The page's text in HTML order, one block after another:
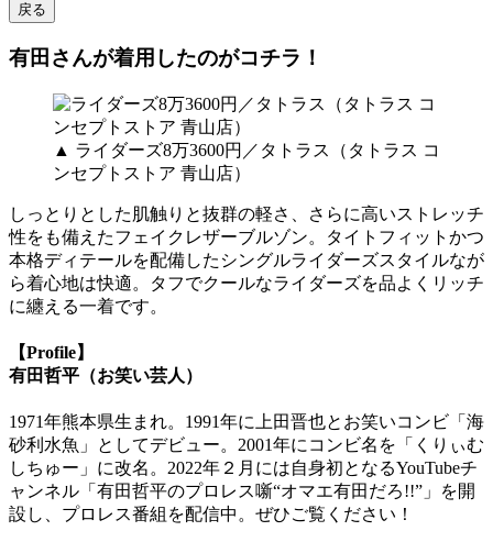
戻る
有田さんが着用したのがコチラ！
▲ ライダーズ8万3600円／タトラス（タトラス コ
ンセプトストア 青山店）
しっとりとした肌触りと抜群の軽さ、さらに高いストレッチ
性をも備えたフェイクレザーブルゾン。タイトフィットかつ
本格ディテールを配備したシングルライダーズスタイルなが
ら着心地は快適。タフでクールなライダーズを品よくリッチ
に纏える一着です。
【Profile】
有田哲平（お笑い芸人）
1971年熊本県生まれ。1991年に上田晋也とお笑いコンビ「海
砂利水魚」としてデビュー。2001年にコンビ名を「くりぃむ
しちゅー」に改名。2022年２月には自身初となるYouTubeチ
ャンネル「有田哲平のプロレス噺“オマエ有田だろ!!”」を開
設し、プロレス番組を配信中。ぜひご覧ください！